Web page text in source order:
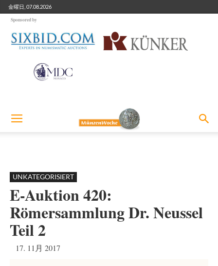
金曜日, 07.08.2026
Sponsored by
UNKATEGORISIERT
E-Auktion 420:
Römersammlung Dr. Neussel
Teil 2
17. 11月 2017